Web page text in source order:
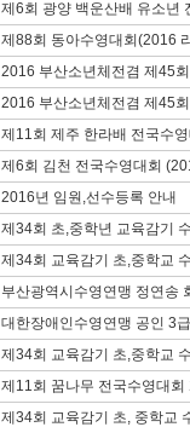
제6회 광양 백운산배 유소년
제88회 동아수영대회(2016
2016 부산소년체전겸 제45
2016 부산소년체전겸 제45
제11회 제주 한라배 전국수
제6회 김천 전국수영대회
2016년 임원,선수등록 안내
제34회 초,중학년 교육감기
제34회 교육감기 초,중학교
부산광역시수영연맹 정연송
대한장애인수영연맹 공인 3
제34회 교육감기 초,중학교
제11회 꿈나무 전국수영대회
제34회 교육감기 초, 중학교